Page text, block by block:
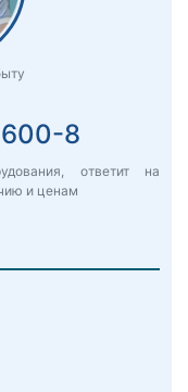
8
ответит на
и ценам